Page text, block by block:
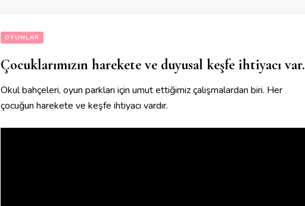
OYUNLAR
Çocuklarımızın harekete ve duyusal keşfe ihtiyacı var.
Okul bahçeleri, oyun parkları için umut ettiğimiz çalışmalardan biri. Her
çocuğun harekete ve keşfe ihtiyacı vardır.